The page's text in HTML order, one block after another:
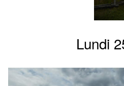
Lundi